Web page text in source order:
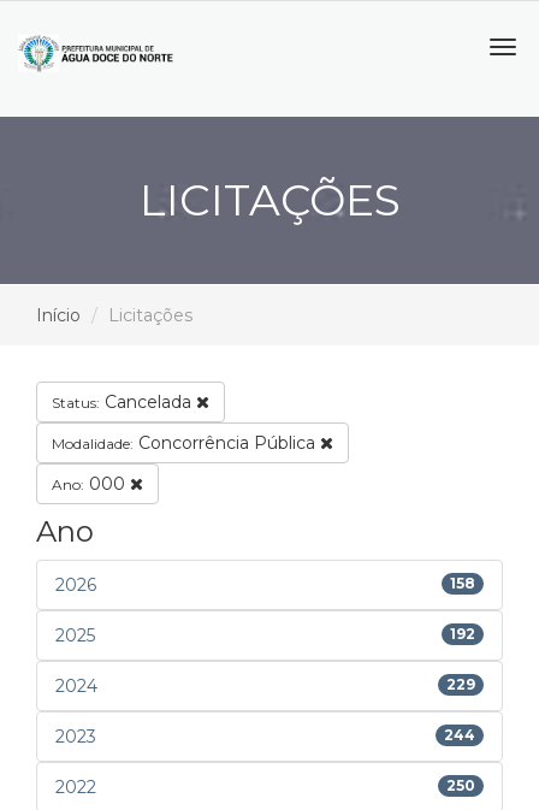
LICITAÇÕES
Início Licitações
Status: Cancelada
Modalidade: Concorrência Pública
Ano: 000
Ano
2026 158
2025 192
2024 229
2023 244
2022 250